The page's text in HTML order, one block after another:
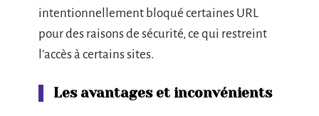
intentionnellement bloqué certaines URL
pour des raisons de sécurité, ce qui restreint
l’accès à certains sites.
Les avantages et inconvénients